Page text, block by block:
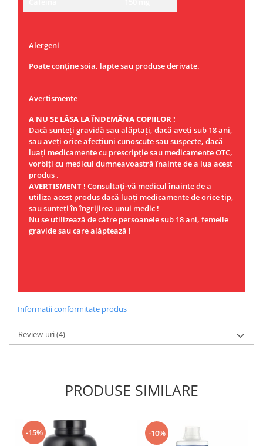
Alergeni
Poate conține soia, lapte sau produse derivate.
Avertismente
A NU SE LĂSA LA ÎNDEMÂNA COPIILOR !
Dacă sunteţi gravidă sau alăptaţi, dacă aveţi sub 18 ani,
sau aveţi orice afecţiuni cunoscute sau suspecte, dacă
luaţi medicamente cu prescripţie sau medicamente OTC,
vorbiţi cu medicul dumneavoastră înainte de a lua acest
produs .
AVERTISMENT ! Consultaţi-vă medicul înainte de a
utiliza acest produs dacă luaţi medicamente de orice tip,
sau sunteţi în îngrijirea unui medic !
Nu se utilizează de către persoanele sub 18 ani, femeile
gravide sau care alăptează !
Informatii conformitate produs
Review-uri(4)
PRODUSE SIMILARE
-15% -10%